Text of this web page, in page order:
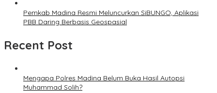
Pemkab Madina Resmi Meluncurkan SiBUNGO, Aplikasi
PBB Daring Berbasis Geospasial
Recent Post
Mengapa Polres Madina Belum Buka Hasil Autopsi
Muhammad Solih?